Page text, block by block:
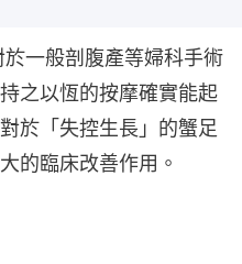
一般剖腹產等婦科手術
之以恆的按摩確實能起
於「失控生長」的蟹足
的臨床改善作用。